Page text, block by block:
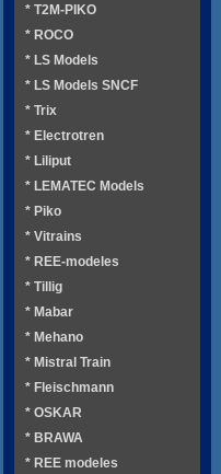
* T2M-PIKO
* ROCO
* LS Models
* LS Models SNCF
* Trix
* Electrotren
* Liliput
* LEMATEC Models
* Piko
* Vitrains
* REE-modeles
* Tillig
* Mabar
* Mehano
* Mistral Train
* Fleischmann
* OSKAR
* BRAWA
* REE modeles